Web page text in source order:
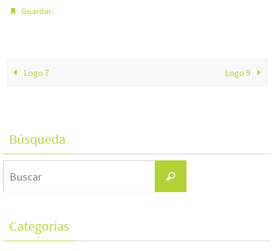
Guardar.
Logo 7 Logo 9
Búsqueda
Buscar
Categorías